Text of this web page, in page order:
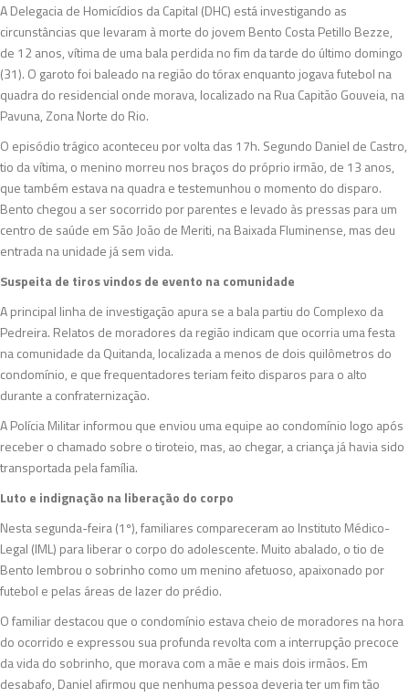
A Delegacia de Homicídios da Capital (DHC) está investigando as
circunstâncias que levaram à morte do jovem Bento Costa Petillo Bezze,
de 12 anos, vítima de uma bala perdida no fim da tarde do último domingo
(31). O garoto foi baleado na região do tórax enquanto jogava futebol na
quadra do residencial onde morava, localizado na Rua Capitão Gouveia, na
Pavuna, Zona Norte do Rio.
O episódio trágico aconteceu por volta das 17h. Segundo Daniel de Castro,
tio da vítima, o menino morreu nos braços do próprio irmão, de 13 anos,
que também estava na quadra e testemunhou o momento do disparo.
Bento chegou a ser socorrido por parentes e levado às pressas para um
centro de saúde em São João de Meriti, na Baixada Fluminense, mas deu
entrada na unidade já sem vida.
Suspeita de tiros vindos de evento na comunidade
A principal linha de investigação apura se a bala partiu do Complexo da
Pedreira. Relatos de moradores da região indicam que ocorria uma festa
na comunidade da Quitanda, localizada a menos de dois quilômetros do
condomínio, e que frequentadores teriam feito disparos para o alto
durante a confraternização.
A Polícia Militar informou que enviou uma equipe ao condomínio logo após
receber o chamado sobre o tiroteio, mas, ao chegar, a criança já havia sido
transportada pela família.
Luto e indignação na liberação do corpo
Nesta segunda-feira (1º), familiares compareceram ao Instituto Médico-
Legal (IML) para liberar o corpo do adolescente. Muito abalado, o tio de
Bento lembrou o sobrinho como um menino afetuoso, apaixonado por
futebol e pelas áreas de lazer do prédio.
O familiar destacou que o condomínio estava cheio de moradores na hora
do ocorrido e expressou sua profunda revolta com a interrupção precoce
da vida do sobrinho, que morava com a mãe e mais dois irmãos. Em
desabafo, Daniel afirmou que nenhuma pessoa deveria ter um fim tão